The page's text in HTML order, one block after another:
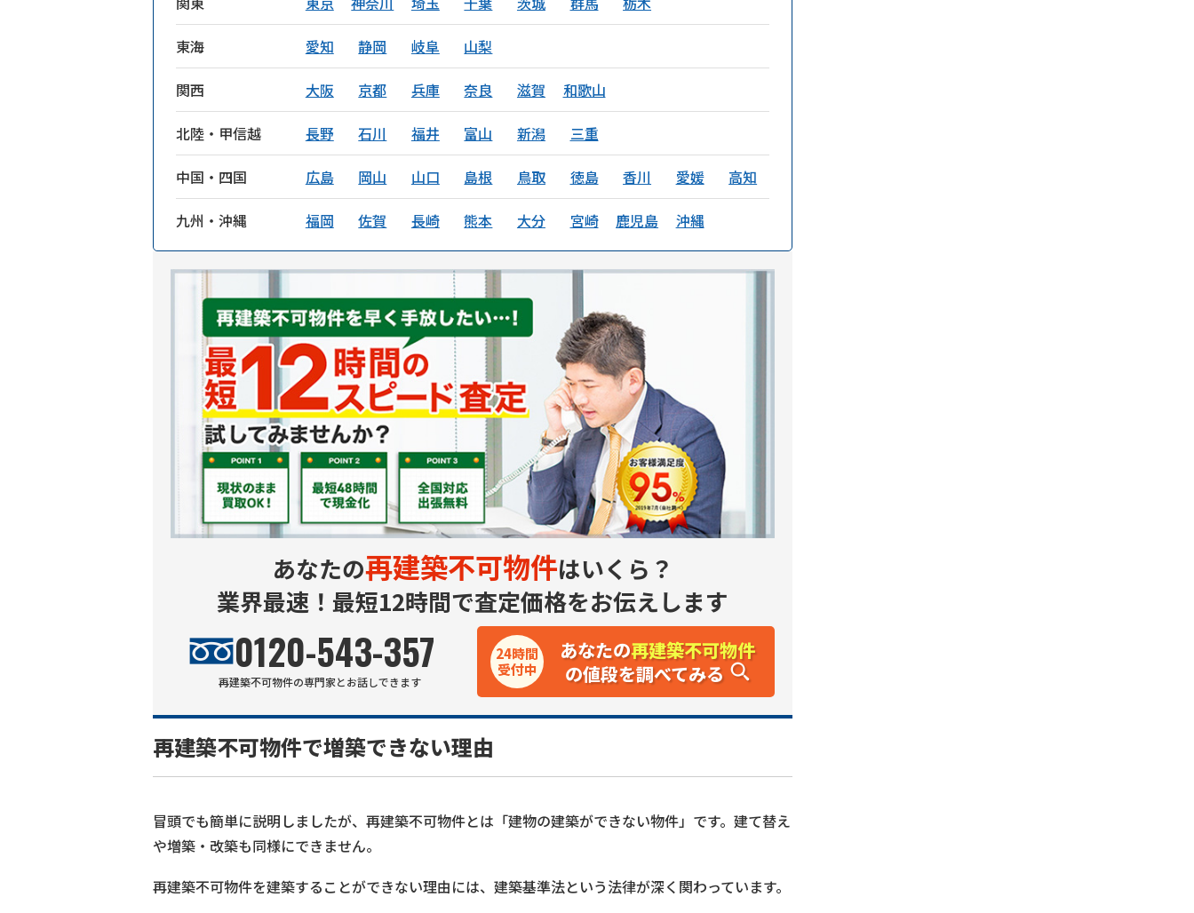
東海 愛知 静岡 岐阜 山梨
関西 大阪 京都 兵庫 奈良 滋賀 和歌山
北陸・甲信越 長野 石川 福井 富山 新潟 三重
中国・四国 広島 岡山 山口 島根 鳥取 徳島 香川 愛媛 高知
九州・沖縄 福岡 佐賀 長崎 熊本 大分 宮崎 鹿児島 沖縄
あなたの再建築不可物件はいくら？
業界最速！最短12時間で査定価格をお伝えします
0120-543-357
再建築不可物件の専門家とお話しできます
あなたの再建築不可物件
の値段を調べてみる
24時間
受付中
再建築不可物件で増築できない理由
冒頭でも簡単に説明しましたが、再建築不可物件とは「建物の建築ができない物件」です。建て替え
や増築・改築も同様にできません。
再建築不可物件を建築することができない理由には、建築基準法という法律が深く関わっています。